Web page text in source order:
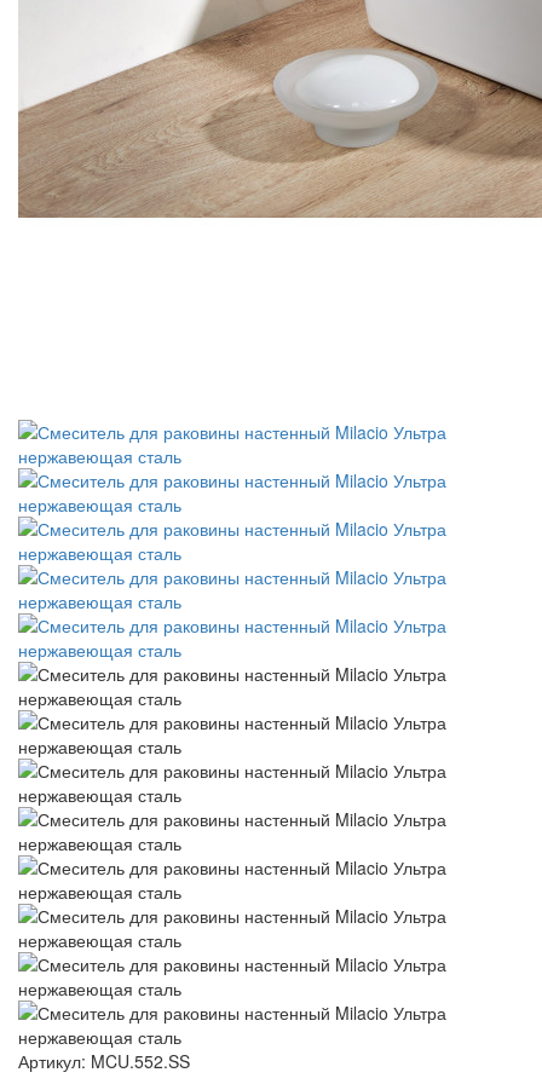
Артикул: MCU.552.SS